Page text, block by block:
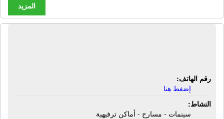
المزيد
رقم الهاتف:
إضغط هنا
النشاط:
سينمات - مسارح - أماكن ترفيهية